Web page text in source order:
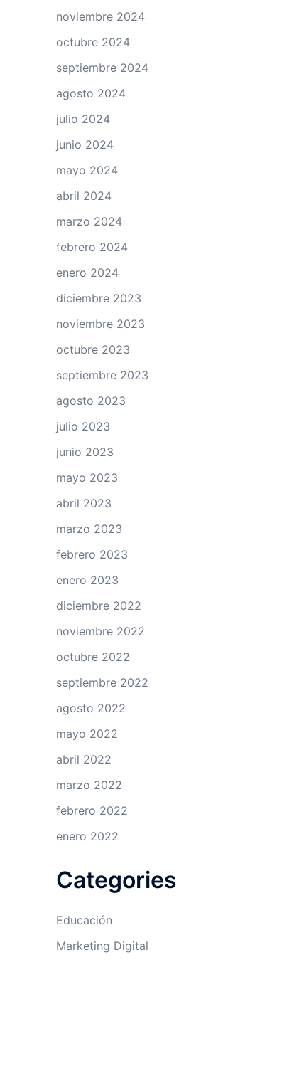
noviembre 2024
octubre 2024
septiembre 2024
agosto 2024
julio 2024
junio 2024
mayo 2024
abril 2024
marzo 2024
febrero 2024
enero 2024
diciembre 2023
noviembre 2023
octubre 2023
septiembre 2023
agosto 2023
julio 2023
junio 2023
mayo 2023
abril 2023
marzo 2023
febrero 2023
enero 2023
diciembre 2022
noviembre 2022
octubre 2022
septiembre 2022
agosto 2022
mayo 2022
abril 2022
marzo 2022
febrero 2022
enero 2022
Categories
Educación
Marketing Digital